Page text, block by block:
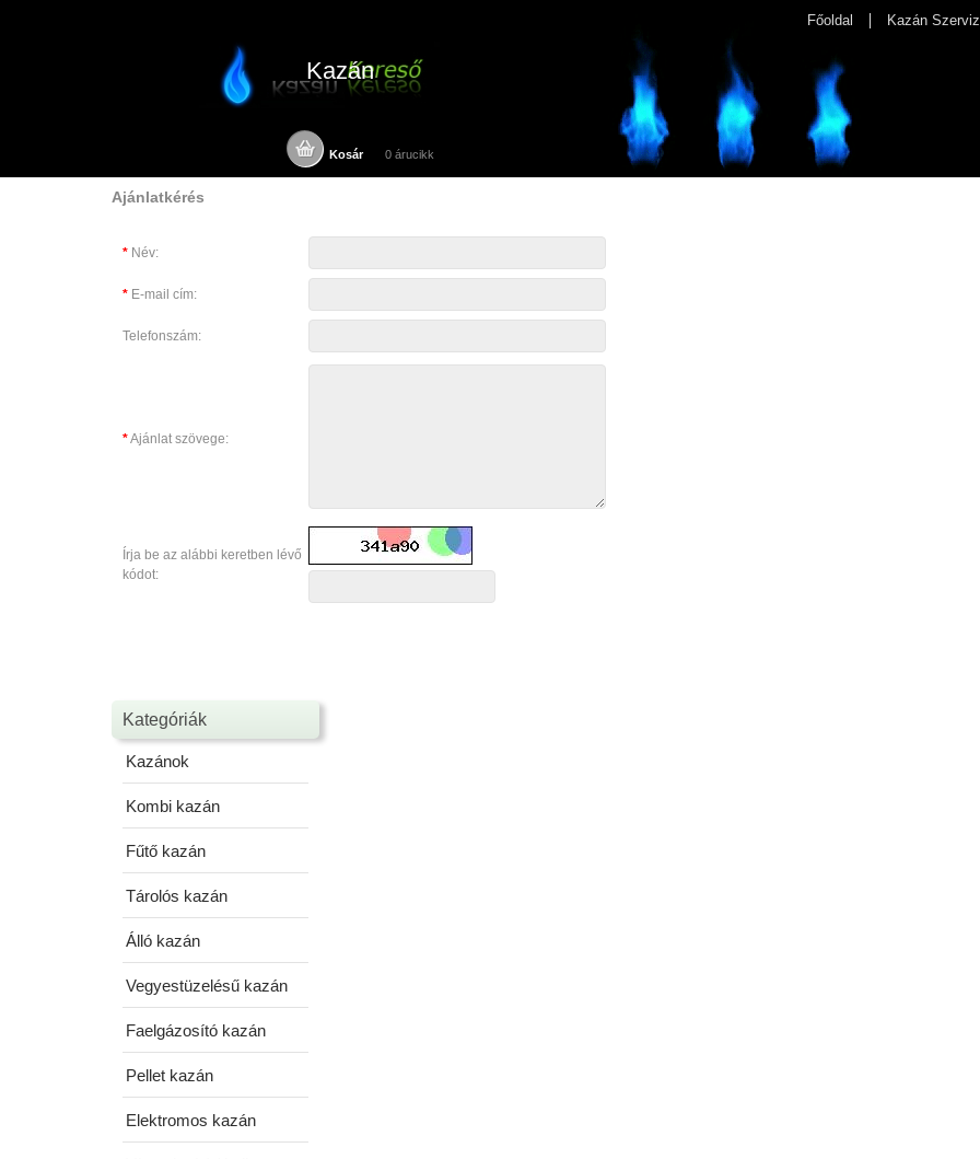
Kazán
Főoldal Kazán
Kosár 0 árucikk
Ajánlatkérés
* Név:
* E-mail cím:
Telefonszám:
*Ajánlat szövege:
Írja be az alábbi keretben lévő
kódot:
Kategóriák
Kazánok
Kombi kazán
Fűtő kazán
Tárolós kazán
Álló kazán
Vegyestüzelésű kazán
Faelgázosító kazán
Pellet kazán
Elektromos kazán